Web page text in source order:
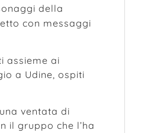
della
con messaggi
assieme ai
a Udine, ospiti
ventata di
il gruppo che l’ha